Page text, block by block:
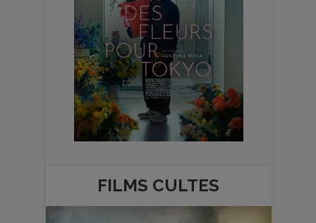
FILMS CULTES